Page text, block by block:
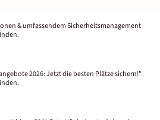
& umfassendem Sicherheitsmanagement
2026: Jetzt die besten Plätze sichern!"